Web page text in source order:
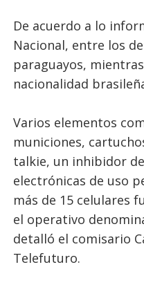
De acuerdo a lo
Nacional, entre los
paraguayos,
nacionalidad
Varios elementos
municiones,
talkie, un inhibidor
electrónicas de uso
más de 15 celulares
el operativo
detalló el comisario
Telefuturo.